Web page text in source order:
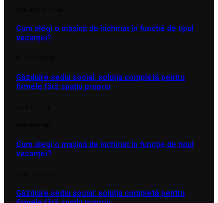
Cum alegi o mașină de închiriat în funcție de tipul
vacanței?
Găzduire sediu social: soluția completă pentru
firmele fără spațiu propriu
Cum alegi o mașină de închiriat în funcție de tipul
vacanței?
Găzduire sediu social: soluția completă pentru